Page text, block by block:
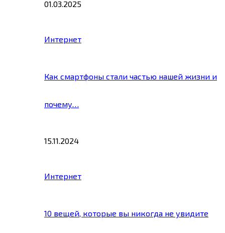
01.03.2025
Интернет
Как смартфоны стали частью нашей жизни и
почему…
15.11.2024
Интернет
10 вещей, которые вы никогда не увидите